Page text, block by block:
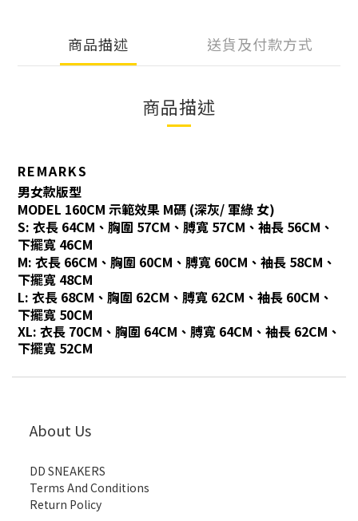
商品描述 送貨及付款方式
商品描述
REMARKS
男女款版型
MODEL 160CM 示範效果 M碼 (深灰/ 軍綠 女)
S: 衣長 64CM、胸圍 57CM、膊寬 57CM、袖長 56CM、
下擺寬 46CM
M: 衣長 66CM、胸圍 60CM、膊寬 60CM、袖長 58CM、
下擺寬 48CM
L: 衣長 68CM、胸圍 62CM、膊寬 62CM、袖長 60CM、
下擺寬 50CM
XL: 衣長 70CM、胸圍 64CM、膊寬 64CM、袖長 62CM、
下擺寬 52CM
About Us
DD SNEAKERS
Terms And Conditions
Return Policy